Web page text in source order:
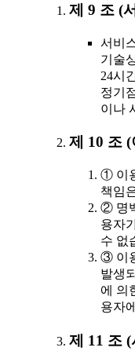
제 9 조 (
서비
기술
24시
정기
이나
제 10 조
① 이
책임
② 명
용자
수 없
③ 이
발생
에 의
용자
제 11 조